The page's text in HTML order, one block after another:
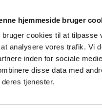
hjemmeside bruger
bruger cookies til at tilpasse
analysere vores trafik. Vi
inden for sociale
disse data med
deres tjenester.
og
Bivirkninger og
produktinformation